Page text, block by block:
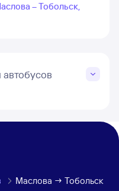
– Тобольск,
Маслова → Тобольск